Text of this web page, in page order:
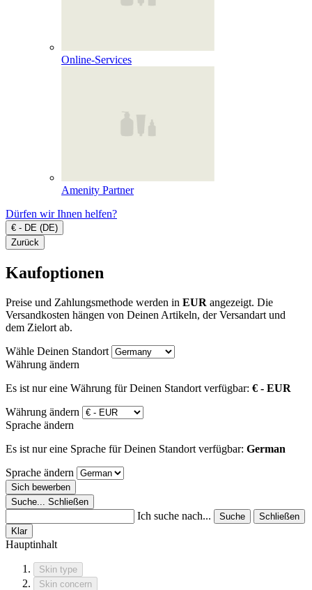
Online‑Services
Amenity Partner
Dürfen wir Ihnen helfen?
€ - DE (DE)
Zurück
Kaufoptionen
Preise und Zahlungsmethode werden in EUR angezeigt. Die
Versandkosten hängen von Deinen Artikeln, der Versandart und
dem Zielort ab.
Wähle Deinen Standort
Währung ändern
Es ist nur eine Währung für Deinen Standort verfügbar: € - EUR
Währung ändern
Sprache ändern
Es ist nur eine Sprache für Deinen Standort verfügbar: German
Sprache ändern
Sich bewerben
Suche...
Schließen
Ich suche nach... Suche
Schließen
Klar
Hauptinhalt
Skin type
Skin concern